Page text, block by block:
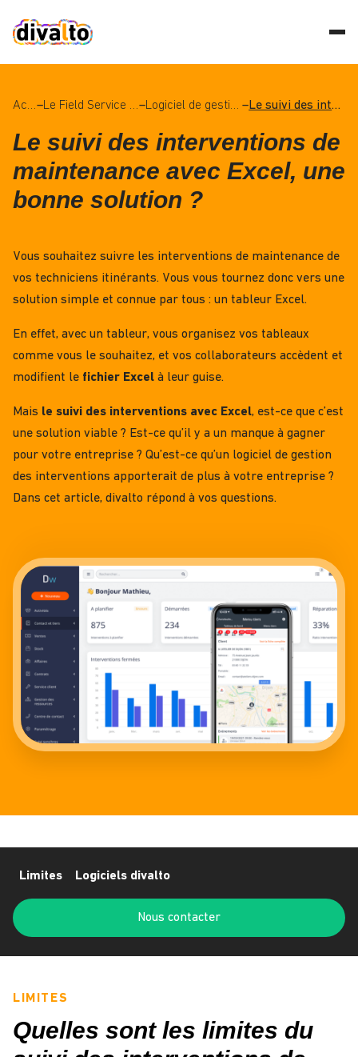
Accueil– Le Field Service Management (FSM), qu’est-ce que c’est ?– Logiciel de gestion des interventions : tout savoir grâce à notre dossier dédié – Le suivi des interventions de maintenance avec Excel, une bonne solution ?
Le suivi des interventions de
maintenance avec Excel, une
bonne solution ?
Vous souhaitez suivre les interventions de maintenance de
vos techniciens itinérants. Vous vous tournez donc vers une
solution simple et connue par tous : un tableur Excel.
En effet, avec un tableur, vous organisez vos tableaux
comme vous le souhaitez, et vos collaborateurs accèdent et
modifient le fichier Excel à leur guise.
Mais le suivi des interventions avec Excel, est-ce que c’est
une solution viable ? Est-ce qu’il y a un manque à gagner
pour votre entreprise ? Qu’est-ce qu’un logiciel de gestion
des interventions apporterait de plus à votre entreprise ?
Dans cet article, divalto répond à vos questions.
Limites Logiciels divalto
Nous contacter
LIMITES
Quelles sont les limites du